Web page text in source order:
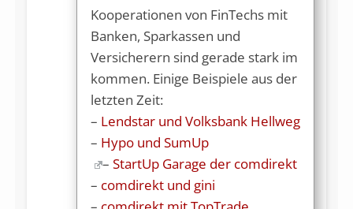
Kooperationen von FinTechs mit
Banken, Sparkassen und
Versicherern sind gerade stark im
kommen. Einige Beispiele aus der
letzten Zeit:
– Lendstar und Volksbank Hellweg
– Hypo und SumUp
– StartUp Garage der comdirekt
– comdirekt und gini